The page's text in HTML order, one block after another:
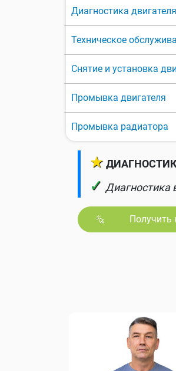
Диагностика двигателя
Техническое
Снятие и установка
Промывка двигателя
Промывка радиатора
★
✓ Диагностика
Получить